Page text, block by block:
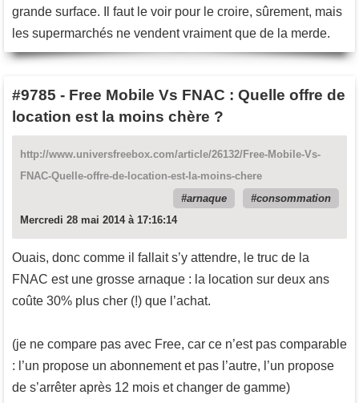
grande surface. Il faut le voir pour le croire, sûrement, mais
les supermarchés ne vendent vraiment que de la merde.
#9785 - Free Mobile Vs FNAC : Quelle offre de
location est la moins chère ?
http://www.universfreebox.com/article/26132/Free-Mobile-Vs-
FNAC-Quelle-offre-de-location-est-la-moins-chere
arnaque
consommation
Mercredi 28 mai 2014 à 17:16:14
Ouais, donc comme il fallait s’y attendre, le truc de la
FNAC est une grosse arnaque : la location sur deux ans
coûte 30% plus cher (!) que l’achat.
(je ne compare pas avec Free, car ce n’est pas comparable
: l’un propose un abonnement et pas l’autre, l’un propose
de s’arrêter après 12 mois et changer de gamme)